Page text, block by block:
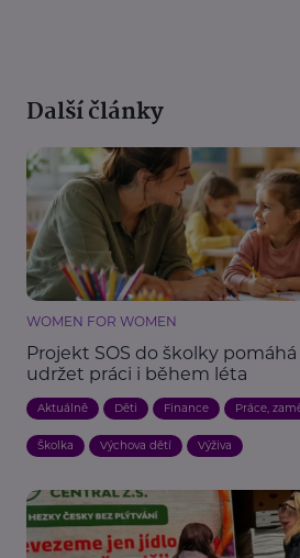
Další články
WOMEN FOR WOMEN
Projekt SOS do školky
udržet práci i během léta
Aktuálně Děti Finance Práce,
Školka Výchova dětí Výživa